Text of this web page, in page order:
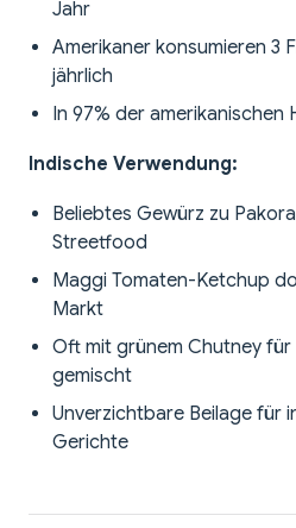
Jahr
Amerikaner konsumieren 3
jährlich
In 97% der amerikanischen
Indische Verwendung:
Beliebtes Gewürz zu
Streetfood
Maggi Tomaten-Ketchup
Markt
Oft mit grünem Chutney
gemischt
Unverzichtbare Beilage für
Gerichte